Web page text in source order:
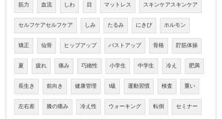
筋力 血流 しわ 目 マットレス スキンケアスキンケア
セルフケアセルフケア しみ たるみ にきび ホルモン
矯正 仙骨 ヒップアップ バストアップ 骨格 貯筋体操
夏 疲れ 痛み 巧緻性 小学生 中学生 冷え 肥満
長生き 前向き 健康管理 1級 運動習慣 検査 重い
左右差 膝の痛み 冷え性 ウォーキング 転倒 セミナー